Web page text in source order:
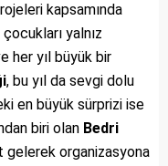
kapsamında
yalnız
her yıl büyük bir
, bu yıl da sevgi dolu
en büyük sürprizi ise
biri olan Bedri
gelerek organizasyona